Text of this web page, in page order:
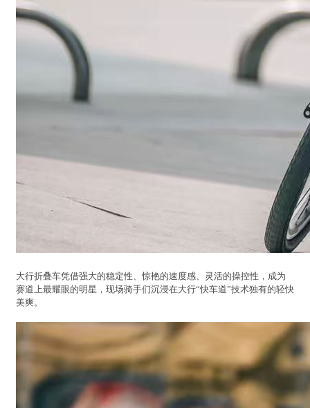
大行折叠车凭借强大的稳定性、惊艳的速度感、灵活的操控性，成为
赛道上最耀眼的明星，现场骑手们沉浸在大行“快车道”技术独有的轻快
美爽。